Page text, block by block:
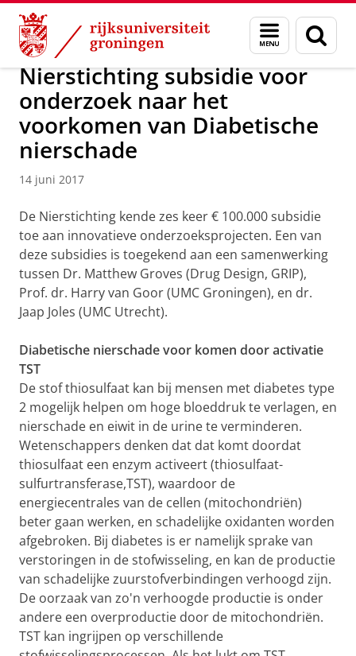
Skip
Content
Skip
Navigation
Menu
en
zoeken
Over ons News and activities
Nierstichting subsidie voor
onderzoek naar het
voorkomen van Diabetische
nierschade
14 juni 2017
De Nierstichting kende zes keer € 100.000 subsidie
toe aan innovatieve onderzoeksprojecten. Een van
deze subsidies is toegekend aan een samenwerking
tussen Dr. Matthew Groves (Drug Design, GRIP),
Prof. dr. Harry van Goor (UMC Groningen), en dr.
Jaap Joles (UMC Utrecht).
Diabetische nierschade voor komen door activatie
TST
De stof thiosulfaat kan bij mensen met diabetes type
2 mogelijk helpen om hoge bloeddruk te verlagen, en
nierschade en eiwit in de urine te verminderen.
Wetenschappers denken dat dat komt doordat
thiosulfaat een enzym activeert (thiosulfaat-
sulfurtransferase,TST), waardoor de
energiecentrales van de cellen (mitochondriën)
beter gaan werken, en schadelijke oxidanten worden
afgebroken. Bij diabetes is er namelijk sprake van
verstoringen in de stofwisseling, en kan de productie
van schadelijke zuurstofverbindingen verhoogd zijn.
De oorzaak van zo'n verhoogde productie is onder
andere een overproductie door de mitochondriën.
TST kan ingrijpen op verschillende